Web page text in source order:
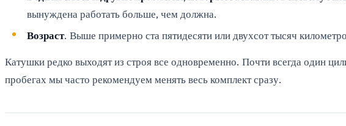
вынуждена работать больше, чем должна.
Возраст. Выше примерно ста пятидесяти или двухсот тысяч
Катушки редко выходят из строя все одновременно. Почти всегда один
пробегах мы часто рекомендуем менять весь комплект сразу.